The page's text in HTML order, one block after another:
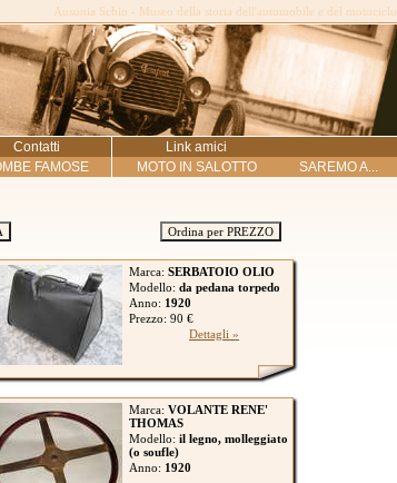
Ausonia Schio - Museo della storia dell'automobile e del motociclo
Contatti
Link amici
FAMOSE MOTO IN SALOTTO SAREMO A...
Ordina per PREZZO
Marca: SERBATOIO OLIO
Modello: da pedana torpedo
Anno: 1920
Prezzo: 90 €
Dettagli »
Marca: VOLANTE RENE'
THOMAS
Modello: il legno, molleggiato
(o soufle)
Anno: 1920